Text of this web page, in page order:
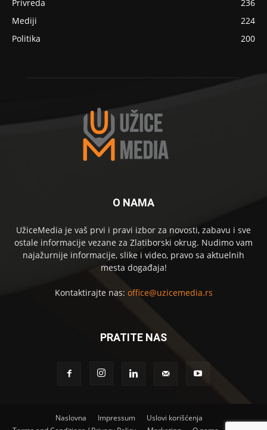
Privreda
236
Mediji
224
Politika
200
O NAMA
UžiceMedia je vaš prvi i pravi izbor za novosti, zabavu i sve
ostale informacije vezane za Zlatiborski okrug. Nudimo vam
najažurnije informacije, slike i video, pravo sa aktuelnih
mesta događaja!
Kontaktirajte nas: office@uzicemedia.rs
PRATITE NAS
Naslovna Impressum
Uslovi korišćenja